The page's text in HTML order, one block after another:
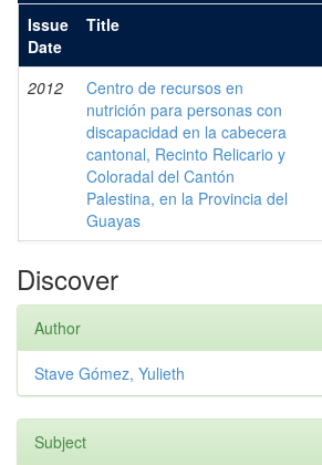
Issue
Date
Title
2012
Centro de recursos en
nutrición para personas con
discapacidad en la cabecera
cantonal, Recinto Relicario y
Coloradal del Cantón
Palestina, en la Provincia del
Guayas
Discover
Author
Stave Gómez, Yulieth
Subject